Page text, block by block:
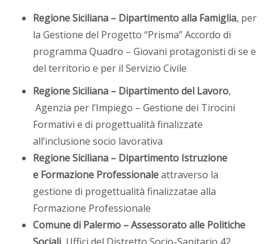
Regione Siciliana – Dipartimento alla Famiglia, per
la Gestione del Progetto “Prisma” Accordo di
programma Quadro – Giovani protagonisti di se e
del territorio e per il Servizio Civile
Regione Siciliana – Dipartimento del Lavoro,
Agenzia per l’Impiego – Gestione dei Tirocini
Formativi e di progettualità finalizzate
all’inclusione socio lavorativa
Regione Siciliana – Dipartimento Istruzione
e Formazione Professionaleattraverso la
gestione di progettualità finalizzatae alla
Formazione Professionale
Comune di Palermo – Assessorato alle Politiche